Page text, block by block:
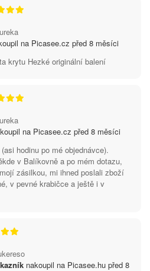
na Picasee.cz před 8 měsíci
krytu Hezké originální balení
na Picasee.cz před 8 měsíci
hodinu po mé objednávce).
v Balíkovně a po mém dotazu,
zásilkou, mi ihned poslali zboží
v pevné krabičce a ještě i v
nakoupil na Picasee.hu před 8